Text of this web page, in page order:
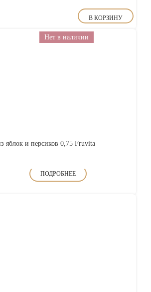
В КОРЗИНУ
Нет в наличии
яблок и персиков 0,75 Fruvita
ПОДРОБНЕЕ